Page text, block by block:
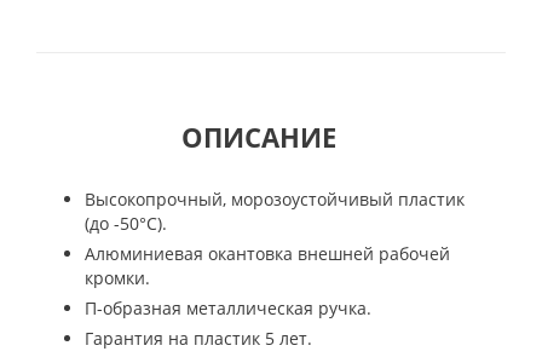
ОПИСАНИЕ
Высокопрочный, морозоустойчивый пластик
(до -50°С).
Алюминиевая окантовка внешней рабочей
кромки.
П-образная металлическая ручка.
Гарантия на пластик 5 лет.